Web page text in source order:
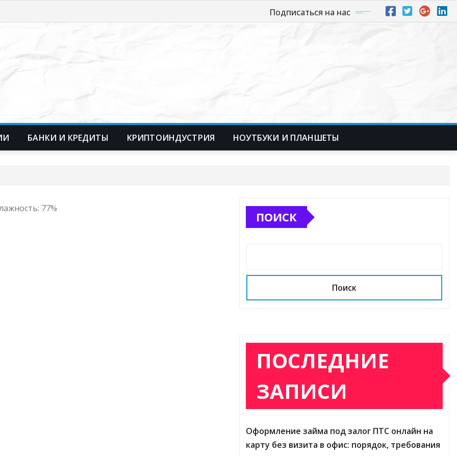
Подписаться на нас
БАНКИ И КРЕДИТЫ КРИПТОИНДУСТРИЯ НОУТБУКИ И ПЛАНШЕТЫ
77%
ПОИСК
Поиск
ПОСЛЕДНИЕ
ЗАПИСИ
Оформление займа под залог ПТС онлайн на
карту без визита в офис: порядок, требования